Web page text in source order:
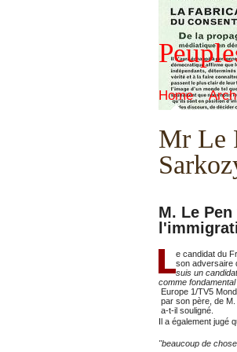
Home
Mr Le
M. Le
e candidat du
son adversaire
suis un
comme
Europe 1/TV5
par son père, de M.
a-t-il souligné.
Il a également jugé
"beaucoup de